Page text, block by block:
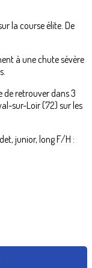
la course élite. De
à une chute sévère
de retrouver dans 3
sur-Loir (72) sur les
junior, long F/H :